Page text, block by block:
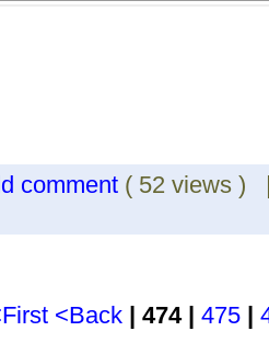
comment ( 52 views
<Back | 474 | 475|